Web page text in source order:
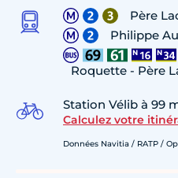
Père
Philippe
Roquette - Père
Station Vélib à 99
Calculez votre
Données Navitia / RATP /